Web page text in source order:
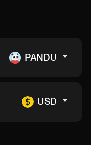
PANDU
USD